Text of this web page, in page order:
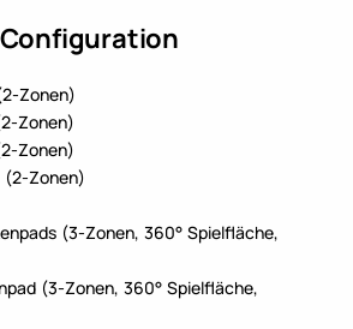
Configuration
Zonen)
Zonen)
Zonen)
(2-Zonen)
(3-Zonen, 360° Spielfläche,
(3-Zonen, 360° Spielfläche,